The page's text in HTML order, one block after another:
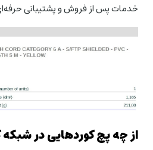
خدمات پس از فروش و پشتیبانی
از چه پچ کوردهایی در شبکه